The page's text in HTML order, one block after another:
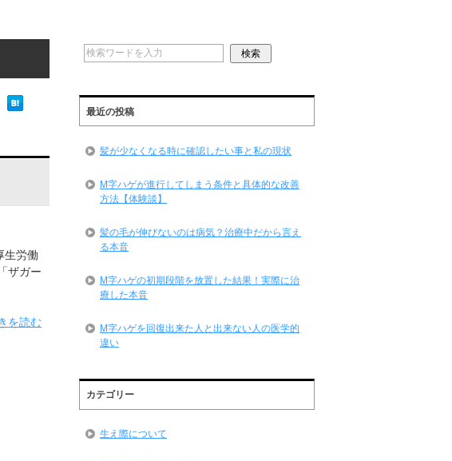
生労働
ザガー
を読む
最近の投稿
髪が少なくなる時に確認したい事と私の現状
M字ハゲが進行してしまう条件と具体的な改善
方法【体験談】
髪の毛が伸びないのは病気？治療中だから言え
る本音
M字ハゲの初期段階を放置した結果！実際に治
療した本音
M字ハゲを回復出来た人と出来ない人の医学的
違い
カテゴリー
生え際について